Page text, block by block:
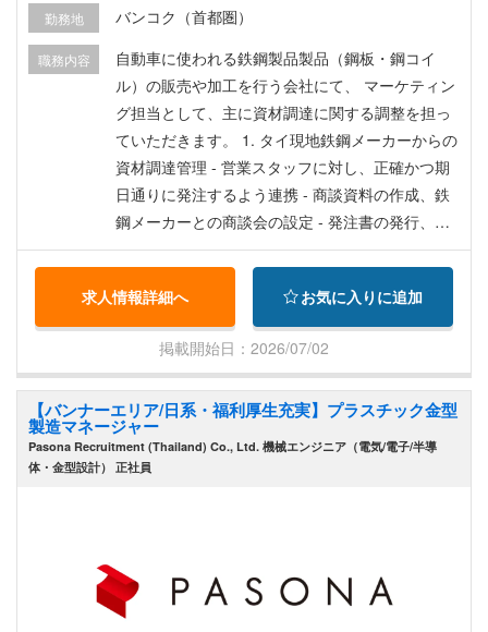
勤務地 バンコク（首都圏）
職務内容
自動車に使われる鉄鋼製品製品（鋼板・鋼コイ
ル）の販売や加工を行う会社にて、 マーケティン
グ担当として、主に資材調達に関する調整を担っ
ていただきます。 1. タイ現地鉄鋼メーカーからの
資材調達管理 - 営業スタッフに対し、正確かつ期
日通りに発注するよう連携 - 商談資料の作成、鉄
鋼メーカーとの商談会の設定 - 発注書の発行、鉄
鋼メーカーへの価格調整通知 - 鉄鋼メーカーから
コイルセンターへの入荷管理 - 数量不足・過剰、
納期遅延・前倒しに関する調整 - 鉄鋼メーカーと
営業スタッフ間のその他業務 2. 資材全般の管理 -
適切な在庫管理（品質、配分など） - 発注数量の
調整 - タイ現地鉄鋼メーカーとの良好な関係構築
3. 経営陣への必要情報の報告 4. 品質、労働安全衛
生、環境に関する各種活動への助言、検討、監
視、および参加 主な顧客：自動車メーカーや部品
求人情報詳細へ お気に入りに追加
掲載開始日：2026/07/02
【バンナーエリア/日系・福利厚生充実】プラスチック金型
製造マネージャー
Pasona Recruitment (Thailand) Co., Ltd. 機械エンジニア（電気/電子/半導
体・金型設計） 正社員